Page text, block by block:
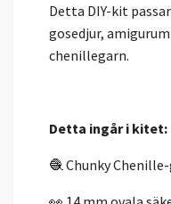
Detta DIY-kit
gosedjur,
chenillegarn.
Detta ingår i kitet:
🧶 Chunky